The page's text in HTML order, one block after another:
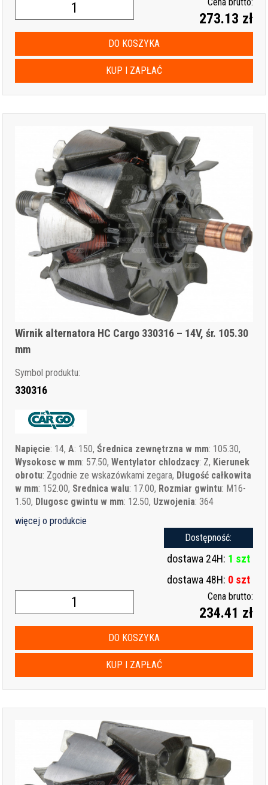
273.13 zł
DO KOSZYKA
KUP I ZAPŁAĆ
Wirnik alternatora HC Cargo 330316 – 14V, śr. 105.30
mm
Symbol produktu:
330316
Napięcie: 14,A: 150,Średnica zewnętrzna w mm: 105.30,
Wysokosc w mm: 57.50,Wentylator chlodzacy: Z, Kierunek
obrotu: Zgodnie ze wskazówkami zegara, Długość całkowita
w mm: 152.00, Srednica walu: 17.00, Rozmiar gwintu: M16-
1.50, Dlugosc gwintu w mm: 12.50, Uzwojenia: 364
więcej o produkcie
Dostępność:
dostawa 24H: 1 szt
dostawa 48H: 0 szt
Cena brutto:
234.41 zł
DO KOSZYKA
KUP I ZAPŁAĆ